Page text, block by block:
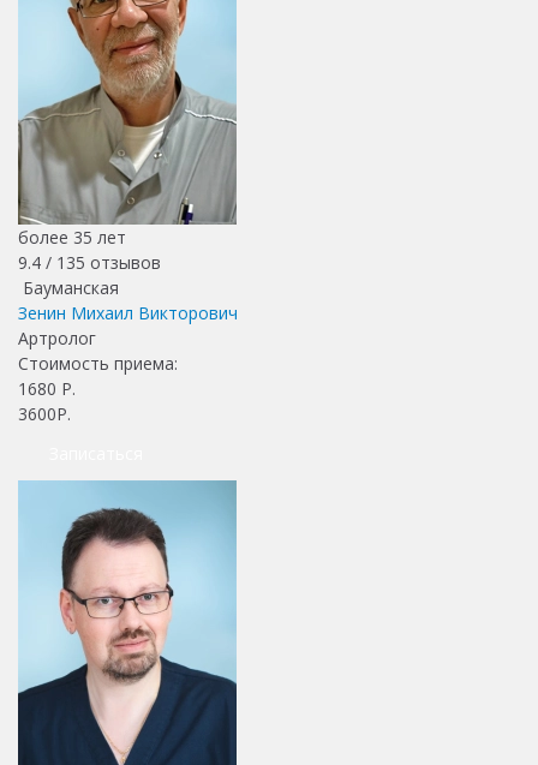
более 35 лет
9.4 / 135 отзывов
Бауманская
Зенин Михаил Викторович
Артролог
Стоимость приема:
1680 Р.
3600Р.